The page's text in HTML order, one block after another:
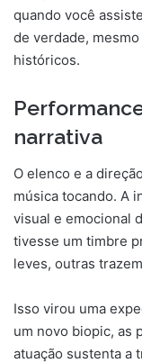
quando você
de verdade,
históricos.
narrativa
O elenco e a
música tocando. A
visual e emocional
tivesse um timbre
leves, outras
Isso virou uma
um novo biopic, as
atuação sustenta a